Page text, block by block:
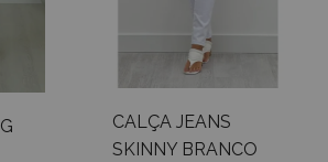
CALÇA JEANS
SKINNY BRANCO